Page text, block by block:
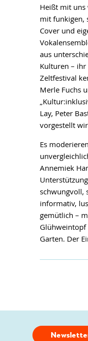
Heißt mit uns
mit funkigen,
Cover und
aus
Kulturen –
Zeltfestival
Merle Fuchs
Lay, Peter
vorgestellt
Es
Annemiek
schwungvoll,
informativ,
gemütlich –
Glühweintopf
Garten. Der